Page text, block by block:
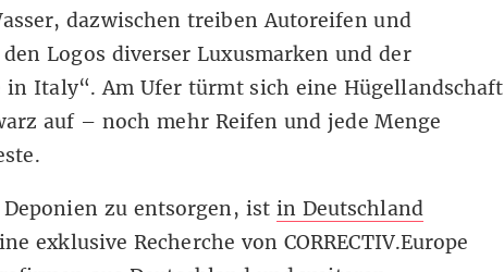
dazwischen treiben Autoreifen und
Logos diverser Luxusmarken und der
in Italy“. Am Ufer türmt sich eine Hügellandschaft
auf – noch mehr Reifen und jede Menge
zu entsorgen, ist in Deutschland
exklusive Recherche von CORRECTIV.Europe